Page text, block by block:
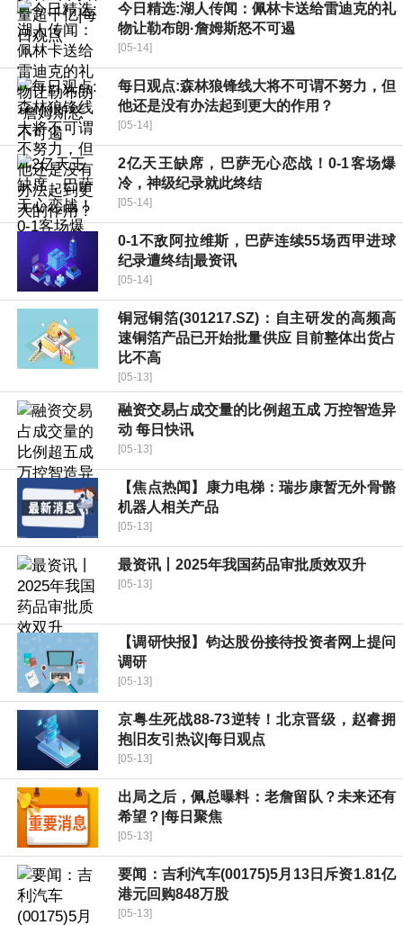
今日精选:湖人传闻：佩林卡送给雷迪克的礼
物让勒布朗·詹姆斯怒不可遏
[05-14]
每日观点:森林狼锋线大将不可谓不努力，但
他还是没有办法起到更大的作用？
[05-14]
2亿天王缺席，巴萨无心恋战！0-1客场爆
冷，神级纪录就此终结
[05-14]
0-1不敌阿拉维斯，巴萨连续55场西甲进球
纪录遭终结|最资讯
[05-14]
铜冠铜箔(301217.SZ)：自主研发的高频高
速铜箔产品已开始批量供应 目前整体出货占
比不高
[05-13]
融资交易占成交量的比例超五成 万控智造异
动 每日快讯
[05-13]
【焦点热闻】康力电梯：瑞步康暂无外骨骼
机器人相关产品
[05-13]
最资讯丨2025年我国药品审批质效双升
[05-13]
【调研快报】钧达股份接待投资者网上提问
调研
[05-13]
京粤生死战88-73逆转！北京晋级，赵睿拥
抱旧友引热议|每日观点
[05-13]
出局之后，佩总曝料：老詹留队？未来还有
希望？|每日聚焦
[05-13]
要闻：吉利汽车(00175)5月13日斥资1.81亿
港元回购848万股
[05-13]